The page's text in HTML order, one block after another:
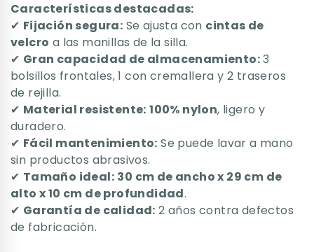
Características destacadas:
✔ Fijación segura: Se ajusta con cintas de
velcro a las manillas de la silla.
✔ Gran capacidad de almacenamiento:3
bolsillos frontales, 1 con cremallera y 2 traseros
de rejilla.
✔ Material resistente: 100% nylon, ligero y
duradero.
✔ Fácil mantenimiento: Se puede lavar a mano
sin productos abrasivos.
✔ Tamaño ideal: 30 cm de ancho x 29 cm de
alto x 10 cm de profundidad.
✔ Garantía de calidad: 2 años contra defectos
de fabricación.